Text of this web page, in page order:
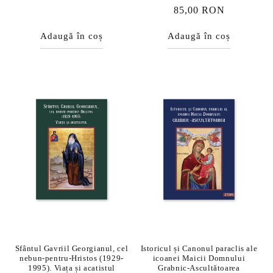
Adaugă în coș
Preț
85,00 RON
Adaugă în coș
Sfântul Gavriil Georgianul, cel
nebun-pentru-Hristos (1929-
1995). Viața și acatistul
Istoricul și Canonul paraclis ale
icoanei Maicii Domnului
Grabnic-Ascultătoarea